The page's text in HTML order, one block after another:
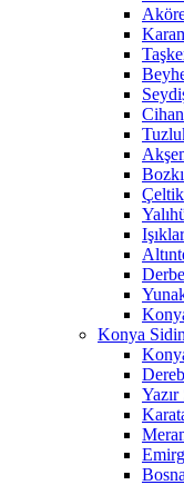
Konya